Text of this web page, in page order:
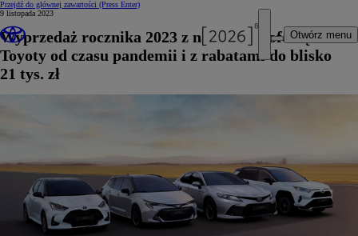
Przejdź do głównej zawartości (Press Enter)
Otwórz menu
9 listopada 2023
Wyprzedaż rocznika 2023 z najszerszą ofertą
Toyoty od czasu pandemii i z rabatami do blisko
21 tys. zł